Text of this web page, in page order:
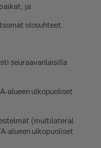
ja
olosuhteet.
seuraavanlaisilla
alueen ulkopuoliset
(multilateral
alueen ulkopuoliset